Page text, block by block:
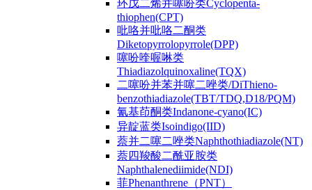
环戊二烯并噻吩类Cyclopenta-
thiophen(CPT)
吡咯并吡咯二酮类
Diketopyrrolopyrrole(DPP)
噻吩喹喔啉类
Thiadiazolquinoxaline(TQX)
二噻吩并苯并噻二唑类/DiThieno-
benzothiadiazole(TBT/TDQ,D18/PQM)
氰基茚酮类Indanone-cyano(IC)
异靛蓝类Isoindigo(IID)
萘并二噻二唑类Naphthothiadiazole(NT)
萘四羧酸二酰亚胺类
Naphthalenediimide(NDI)
菲Phenanthrene（PNT）